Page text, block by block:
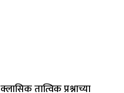
तात्विक प्रश्नाच्या